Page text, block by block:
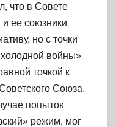
что в Совете
ее союзники
но с точки
войны»
точкой к
Союза.
попыток
режим, мог